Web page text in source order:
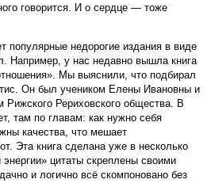
говорится. И о сердце — тоже
популярные недорогие издания в виде
Например, у нас недавно вышла книга
Мы выяснили, что подбирал
Он был учеником Елены Ивановны и
Рижского Рериховского общества. В
там по главам: как нужно себя
качества, что мешает
Эта книга сделана уже в несколько
цитаты скреплены своими
и логично всё скомпоновано без